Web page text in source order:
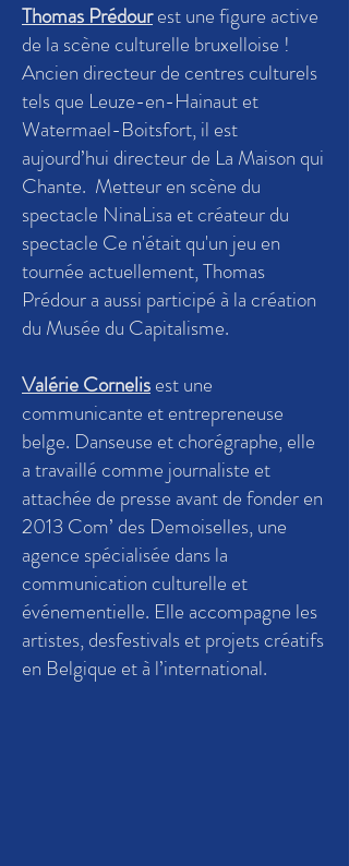
Thomas Prédourest une figure active
de la scène culturelle bruxelloise !
Ancien directeur de centres culturels
tels que Leuze-en-Hainaut et
Watermael-Boitsfort, il est
aujourd’hui directeur de La Maison qui
Chante. Metteur en scène du
spectacle NinaLisa et créateur du
spectacle Ce n'était qu'un jeu en
tournée actuellement, Thomas
Prédour a aussi participé à la création
du Musée du Capitalisme.
Valérie Cornelisest une
communicante et entrepreneuse
belge. Danseuse et chorégraphe, elle
a travaillé comme journaliste et
attachée de presse avant de fonder en
2013 Com’ des Demoiselles, une
agence spécialisée dans la
communication culturelle et
événementielle. Elle accompagne les
artistes, desfestivals et projets créatifs
en Belgique et à l’international.